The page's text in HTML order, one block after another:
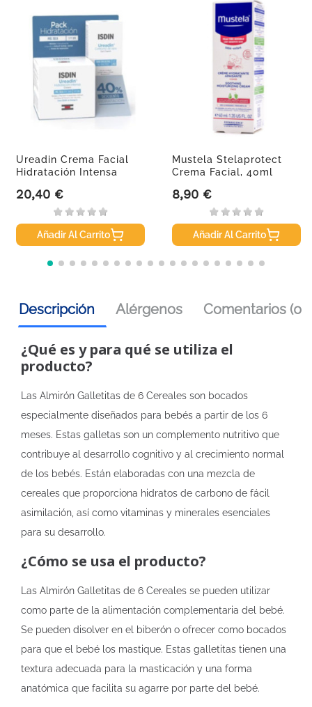
Ureadin Crema Facial
Hidratación Intensa
Precio
20,40 €
Añadir Al Carrito
Mustela Stelaprotect
Crema Facial, 40ml
Precio
8,90 €
Añadir Al Carrito
Descripción Alérgenos Comentarios (0)
¿Qué es y para qué se utiliza el
producto?
Las Almirón Galletitas de 6 Cereales son bocados
especialmente diseñados para bebés a partir de los 6
meses. Estas galletas son un complemento nutritivo que
contribuye al desarrollo cognitivo y al crecimiento normal
de los bebés. Están elaboradas con una mezcla de
cereales que proporciona hidratos de carbono de fácil
asimilación, así como vitaminas y minerales esenciales
para su desarrollo.
¿Cómo se usa el producto?
Las Almirón Galletitas de 6 Cereales se pueden utilizar
como parte de la alimentación complementaria del bebé.
Se pueden disolver en el biberón o ofrecer como bocados
para que el bebé los mastique. Estas galletitas tienen una
textura adecuada para la masticación y una forma
anatómica que facilita su agarre por parte del bebé.